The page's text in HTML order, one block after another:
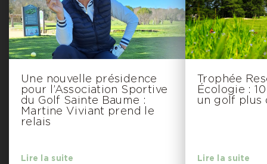
Une nouvelle présidence
pour l’Association Sportive
du Golf Sainte Baume :
Martine Viviant prend le
relais
Lire la suite
Trophée
Écologie :
un golf plus
Lire la suite